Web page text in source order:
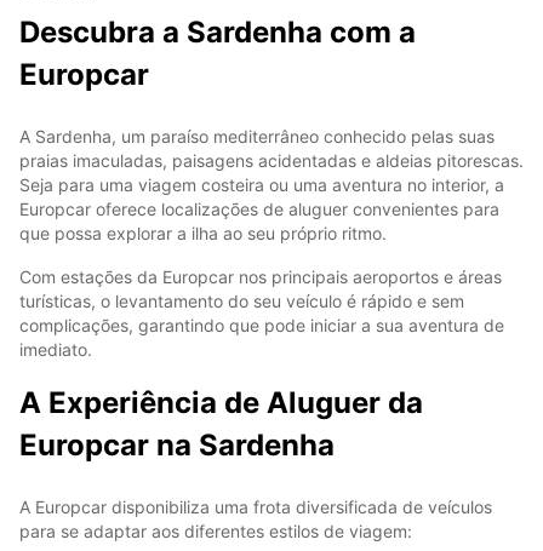
Descubra a Sardenha com a
Europcar
A Sardenha, um paraíso mediterrâneo conhecido pelas suas
praias imaculadas, paisagens acidentadas e aldeias pitorescas.
Seja para uma viagem costeira ou uma aventura no interior, a
Europcar oferece localizações de aluguer convenientes para
que possa explorar a ilha ao seu próprio ritmo.
Com estações da Europcar nos principais aeroportos e áreas
turísticas, o levantamento do seu veículo é rápido e sem
complicações, garantindo que pode iniciar a sua aventura de
imediato.
A Experiência de Aluguer da
Europcar na Sardenha
A Europcar disponibiliza uma frota diversificada de veículos
para se adaptar aos diferentes estilos de viagem: